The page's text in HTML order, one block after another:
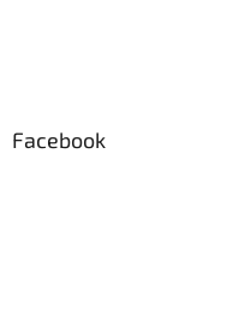
Facebook